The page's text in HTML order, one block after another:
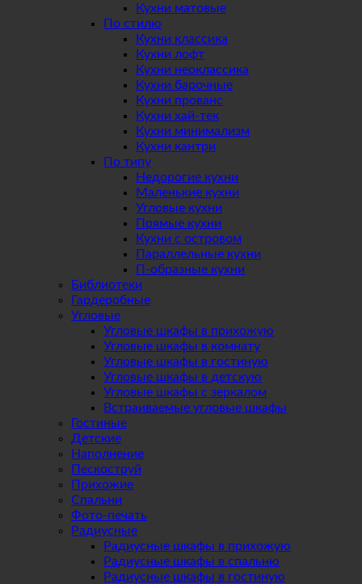
Кухни матовые
По стилю
Кухни классика
Кухни лофт
Кухни неоклассика
Кухни барочные
Кухни прованс
Кухни хай-тек
Кухни минимализм
Кухни кантри
По типу
Недорогие кухни
Маленькие кухни
Угловые кухни
Прямые кухни
Кухни с островом
Параллельные кухни
П-образные кухни
Библиотеки
Гардеробные
Угловые
Угловые шкафы в прихожую
Угловые шкафы в комнату
Угловые шкафы в гостиную
Угловые шкафы в детскую
Угловые шкафы с зеркалом
Встраиваемые угловые шкафы
Гостиные
Детские
Наполнение
Пескоструй
Прихожие
Спальни
Фото-печать
Радиусные
Радиусные шкафы в прихожую
Радиусные шкафы в спальню
Радиусные шкафы в гостиную